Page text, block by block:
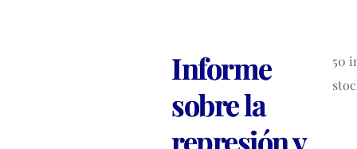
Informe
sobre la
represión y
50